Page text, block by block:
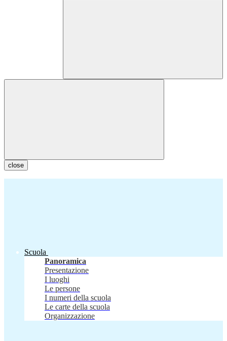
close
Scuola
Panoramica
Presentazione
I luoghi
Le persone
I numeri della scuola
Le carte della scuola
Organizzazione